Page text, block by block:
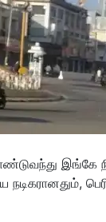
இங்கே